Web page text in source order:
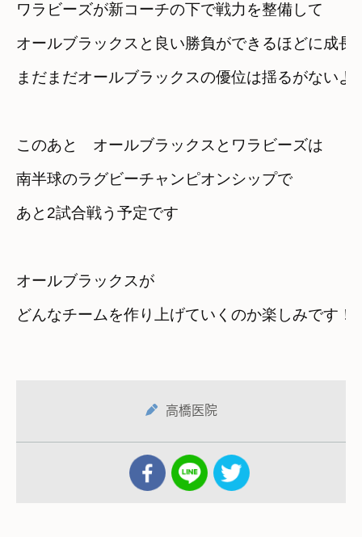
ワラビーズが新コーチの下で戦力を整備して
オールブラックスと良い勝負ができるほどに成長
まだまだオールブラックスの優位は揺るがないよ
このあと　オールブラックスとワラビーズは
南半球のラグビーチャンピオンシップで
あと2試合戦う予定です
オールブラックスが
どんなチームを作り上げていくのか楽しみです！
高橋医院